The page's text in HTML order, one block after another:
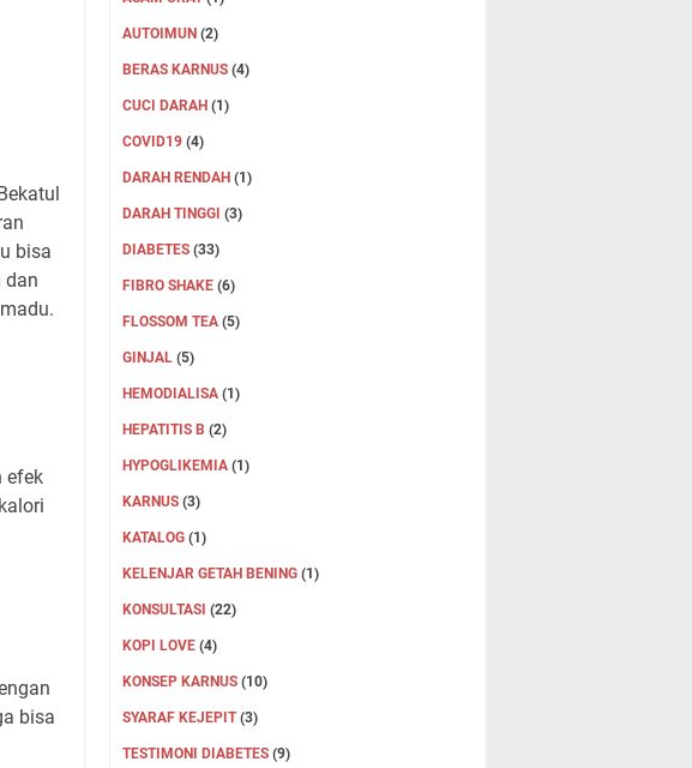
bisa
dan
efek
bisa
AUTOIMUN (2)
BERAS KARNUS (4)
CUCI DARAH (1)
COVID19 (4)
DARAH RENDAH (1)
DARAH TINGGI (3)
DIABETES (33)
FIBRO SHAKE (6)
FLOSSOM TEA (5)
GINJAL (5)
HEMODIALISA (1)
HEPATITIS B (2)
HYPOGLIKEMIA (1)
KARNUS (3)
KATALOG (1)
KELENJAR GETAH BENING (1)
KONSULTASI (22)
KOPI LOVE (4)
KONSEP KARNUS (10)
SYARAF KEJEPIT (3)
TESTIMONI DIABETES (9)